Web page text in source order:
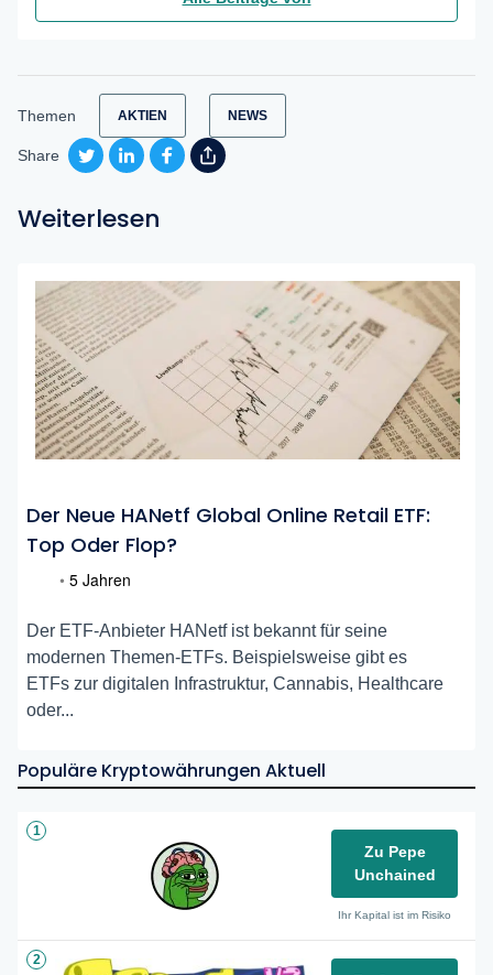
Themen AKTIEN NEWS
Share
Weiterlesen
Der Neue HANetf Global Online Retail ETF:
Top Oder Flop?
• 5 Jahren
Der ETF-Anbieter HANetf ist bekannt für seine
modernen Themen-ETFs. Beispielsweise gibt es
ETFs zur digitalen Infrastruktur, Cannabis, Healthcare
oder...
Populäre Kryptowährungen Aktuell
1
Zu Pepe
Unchained
Ihr Kapital ist im Risiko
2